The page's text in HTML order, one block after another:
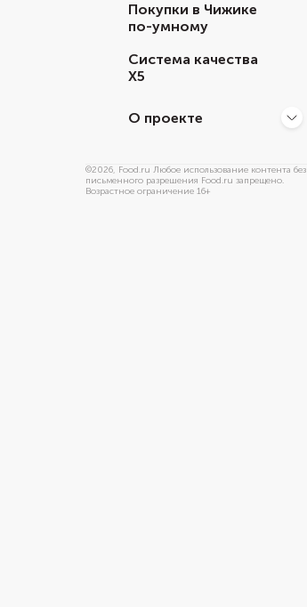
Покупки в Чижике
по-умному
Система качества
Х5
О проекте
©2026, Food.ru Любое использование контента без
письменного разрешения Food.ru запрещено.
Возрастное ограничение 16+